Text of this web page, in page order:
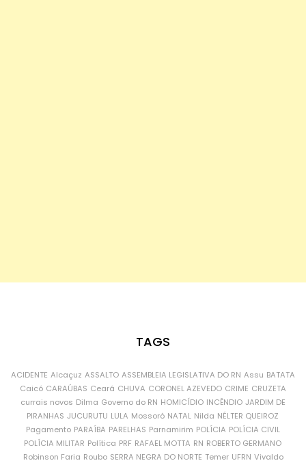
TAGS
ACIDENTE Alcaçuz ASSALTO ASSEMBLEIA LEGISLATIVA DO RN Assu BATATA
Caicó CARAÚBAS Ceará CHUVA CORONEL AZEVEDO CRIME CRUZETA
currais novos Dilma Governo do RN HOMICÍDIO INCÊNDIO JARDIM DE
PIRANHAS JUCURUTU LULA Mossoró NATAL Nilda NÉLTER QUEIROZ
Pagamento PARAÍBA PARELHAS Parnamirim POLÍCIA POLÍCIA CIVIL
POLÍCIA MILITAR Política PRF RAFAEL MOTTA RN ROBERTO GERMANO
Robinson Faria Roubo SERRA NEGRA DO NORTE Temer UFRN Vivaldo